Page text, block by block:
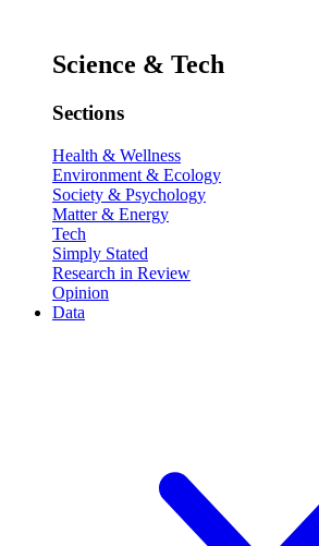
Science & Tech
Sections
Health & Wellness
Environment & Ecology
Society & Psychology
Matter & Energy
Tech
Simply Stated
Research in Review
Opinion
Data